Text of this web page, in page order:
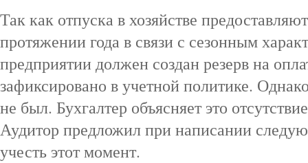
Так как отпуска в хозяйстве
протяжении года в связи с сезонным
предприятии должен создан резерв на
зафиксировано в учетной политике.
не был. Бухгалтер объясняет это
Аудитор предложил при написании
учесть этот момент.